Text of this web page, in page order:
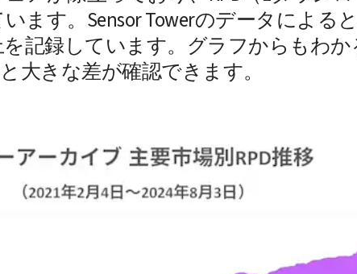
ます。Sensor Towerのデータによる
記録しています。グラフからもわ
大きな差が確認できます。